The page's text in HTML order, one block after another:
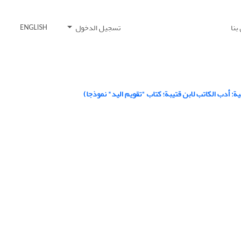
تسجيل الدخول ENGLISH
أدب الکاتب لابن قتيبة؛ کتاب "تقويم اليد" نموذجا)